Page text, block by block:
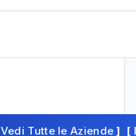
Vedi Tutte le Aziende ] [